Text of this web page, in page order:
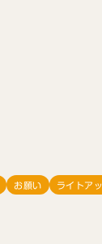
お願い ライトア